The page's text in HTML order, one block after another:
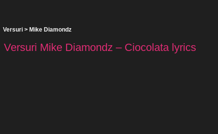
Versuri > Mike Diamondz
Versuri Mike Diamondz – Ciocolata lyrics